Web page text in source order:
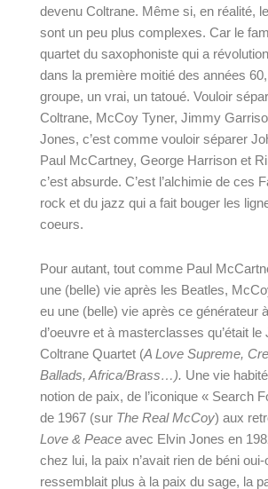
devenu Coltrane. Même si, en réalité,
sont un peu plus complexes. Car le
quartet du saxophoniste qui a
dans la première moitié des années 60,
groupe, un vrai, un tatoué. Vouloir
Coltrane, McCoy Tyner, Jimmy
Jones, c’est comme vouloir séparer
Paul McCartney, George Harrison et
c’est absurde. C’est l’alchimie de ces
rock et du jazz qui a fait bouger les
coeurs.
Pour autant, tout comme Paul
une (belle) vie après les Beatles,
eu une (belle) vie après ce générateur
d’oeuvre et à masterclasses qu’était le
Coltrane Quartet (A Love Supreme,
Ballads, Africa/Brass…). Une vie
notion de paix, de l’iconique « Search
de 1967 (sur The Real McCoy
Love & Peace avec Elvin Jones en
chez lui, la paix n’avait rien de béni oui-
ressemblait plus à la paix du sage, la